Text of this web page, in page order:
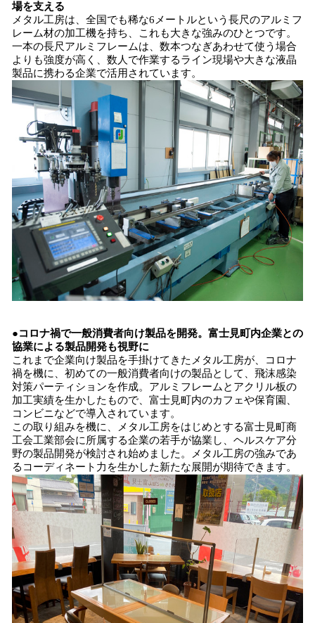
場を支える
メタル工房は、全国でも稀な6メートルという長尺のアルミフ
レーム材の加工機を持ち、これも大きな強みのひとつです。
一本の長尺アルミフレームは、数本つなぎあわせて使う場合
よりも強度が高く、数人で作業するライン現場や大きな液晶
製品に携わる企業で活用されています。
●コロナ禍で一般消費者向け製品を開発。 富士見町内企業との
協業による製品開発も視野に
これまで企業向け製品を手掛けてきたメタル工房が、コロナ
禍を機に、初めての一般消費者向けの製品として、飛沫感染
対策パーティションを作成。アルミフレームとアクリル板の
加工実績を生かしたもので、富士見町内のカフェや保育園、
コンビニなどで導入されています。
この取り組みを機に、メタル工房をはじめとする富士見町商
工会工業部会に所属する企業の若手が協業し、ヘルスケア分
野の製品開発が検討され始めました。メタル工房の強みであ
るコーディネート力を生かした新たな展開が期待できます。